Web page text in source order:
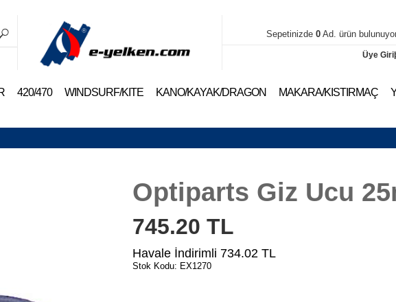
Sepetinizde 0Ad. ürün
Üye
420/470 WINDSURF/KITE KANO/KAYAK/DRAGON MAKARA/KISTIRMAÇ
Optiparts Giz Ucu
745.20 TL
Havale İndirimli 734.02TL
Stok Kodu: EX1270